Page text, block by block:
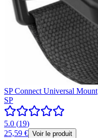
SP Connect Universal Mount
SP
5.0 (19)
25,59 € Voir le produit